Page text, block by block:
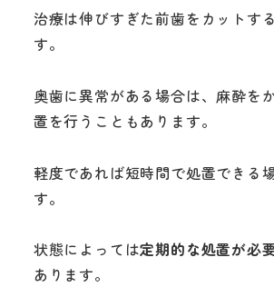
治療は伸びすぎた前歯をカットす
す。
奥歯に異常がある場合は、麻酔を
置を行うこともあります。
軽度であれば短時間で処置できる
す。
状態によっては定期的な処置が必
あります。